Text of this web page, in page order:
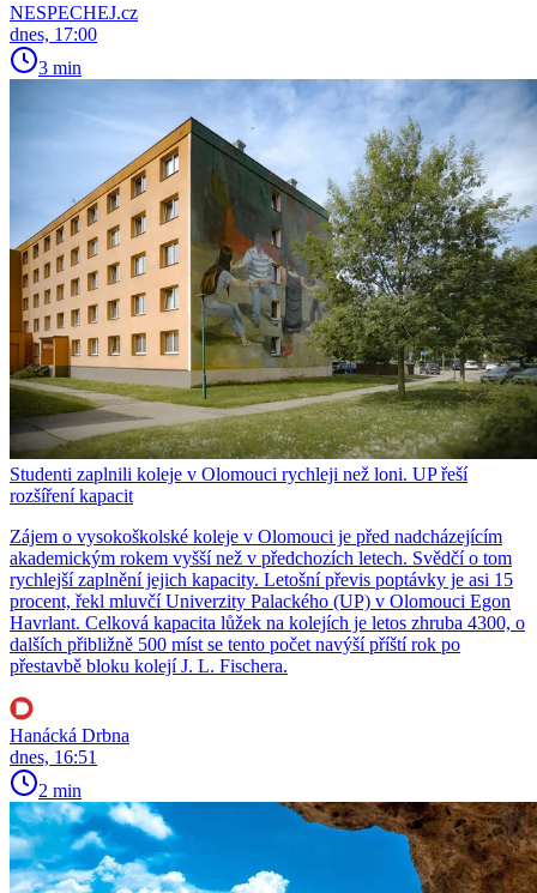
NESPECHEJ.cz
dnes, 17:00
3 min
Studenti zaplnili koleje v Olomouci rychleji než loni. UP řeší
rozšíření kapacit
Zájem o vysokoškolské koleje v Olomouci je před nadcházejícím
akademickým rokem vyšší než v předchozích letech. Svědčí o tom
rychlejší zaplnění jejich kapacity. Letošní převis poptávky je asi 15
procent, řekl mluvčí Univerzity Palackého (UP) v Olomouci Egon
Havrlant. Celková kapacita lůžek na kolejích je letos zhruba 4300, o
dalších přibližně 500 míst se tento počet navýší příští rok po
přestavbě bloku kolejí J. L. Fischera.
Hanácká Drbna
dnes, 16:51
2 min